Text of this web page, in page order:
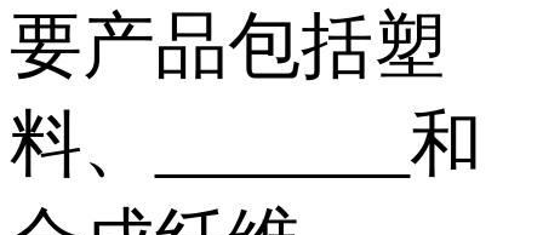
要产品包括塑
料、_______和